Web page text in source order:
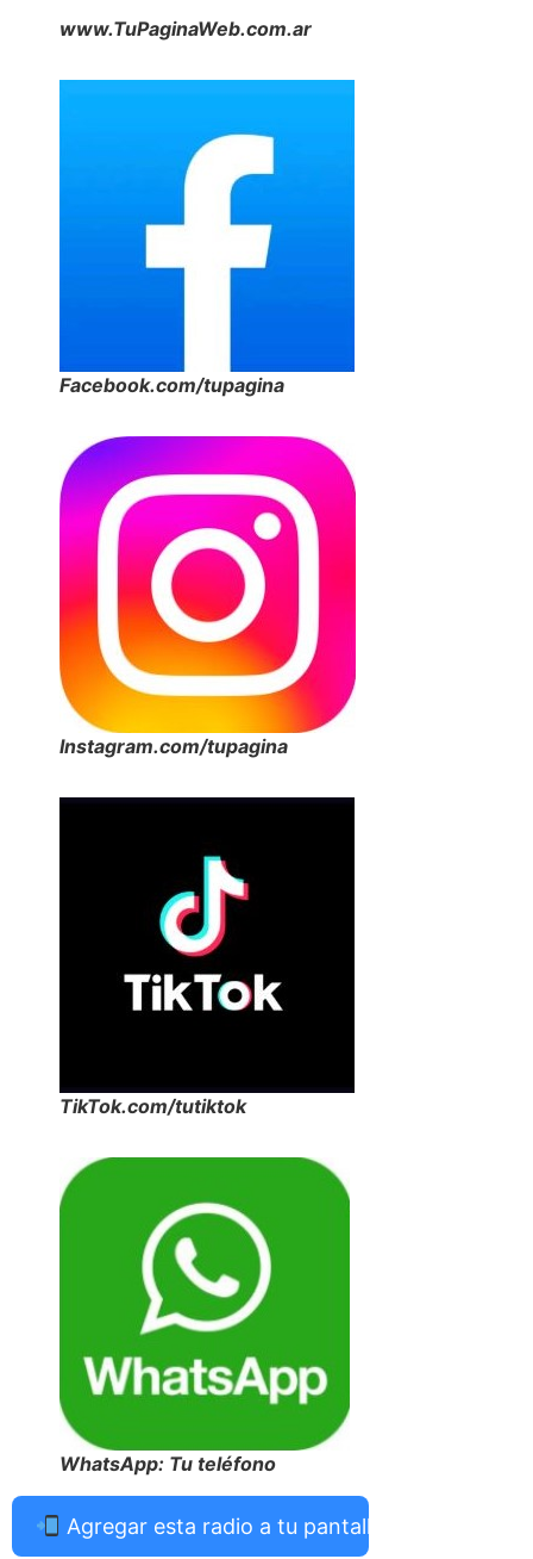
www.TuPaginaWeb.com.ar
Facebook.com/tupagina
Instagram.com/tupagina
TikTok.com/tutiktok
WhatsApp: Tu teléfono
Agregar esta radio a tu pantalla de inicio